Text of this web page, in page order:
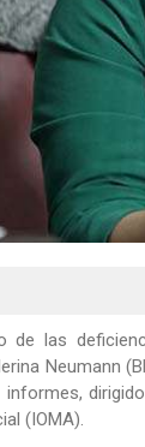
de las
Neumann
(IOMA).